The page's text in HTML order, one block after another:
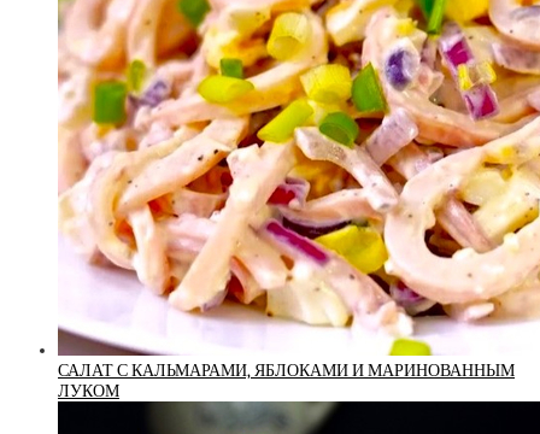
САЛАТ С КАЛЬМАРАМИ, ЯБЛОКАМИ И МАРИНОВАННЫМ
ЛУКОМ